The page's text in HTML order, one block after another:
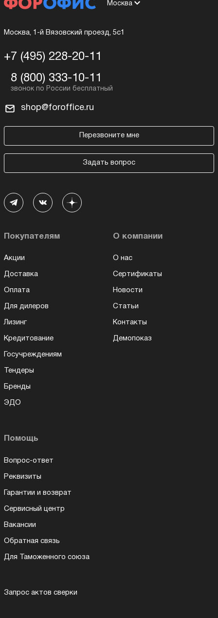
Москва
Москва, 1-й Вязовский проезд, 5с1
+7 (495) 228-20-11
8 (800) 333-10-11
shop@foroffice.ru
Перезвоните мне
Задать вопрос
Покупателям
Акции
Доставка
Оплата
Для дилеров
Лизинг
Кредитование
Госучреждениям
Тендеры
Бренды
ЭДО
О компании
О нас
Сертификаты
Новости
Статьи
Контакты
Демопоказ
Помощь
Вопрос-ответ
Реквизиты
Гарантии и возврат
Сервисный центр
Вакансии
Обратная связь
Для Таможенного союза
Запрос актов сверки